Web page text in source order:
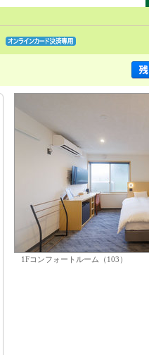
1Fコンフォートルーム（103）